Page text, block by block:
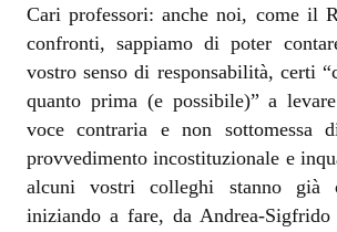
Cari professori: anche noi, come il
confronti, sappiamo di poter
vostro senso di responsabilità, certi
quanto prima (e possibile)” a
voce contraria e non sottomessa
provvedimento incostituzionale e
alcuni vostri colleghi stanno già
iniziando a fare, da Andrea-